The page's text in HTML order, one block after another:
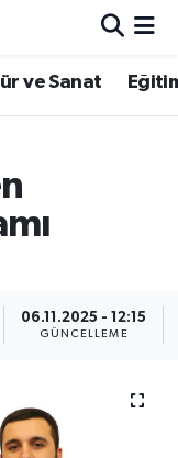
ve Sanat
06.11.2025 - 12:15
GÜNCELLEME